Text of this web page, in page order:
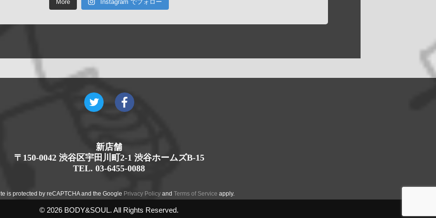
More Instagram でフォロー
新店舗
〒150-0042 渋谷区宇田川町2-1 渋谷ホームズB-15
TEL. 03-6455-0088
is protected by reCAPTCHA and the Google Privacy Policy and Terms of Service apply.
© 2026 BODY&SOUL. All Rights Reserved.